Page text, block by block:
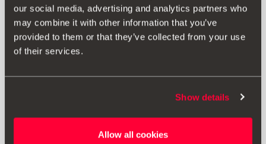
our social media, advertising and analytics partners who
may combine it with other information that you’ve
provided to them or that they’ve collected from your use
of their services.
Show details
Allow all cookies
* Molimo vas da prije ugradnje dodatne opreme u svoje vozilo uvijek